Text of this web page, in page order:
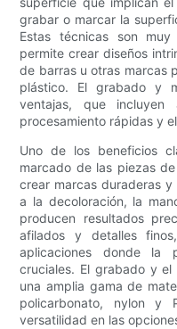
grabar o marcar la
Estas técnicas son
permite crear diseños
de barras u otras marcas
plástico. El grabado y
ventajas, que incluyen
procesamiento rápidas y
Uno de los beneficios
marcado de las piezas
crear marcas duraderas
a la decoloración, la
producen resultados
afilados y detalles
aplicaciones donde la
cruciales. El grabado y
una amplia gama de
policarbonato, nylon y
versatilidad en las